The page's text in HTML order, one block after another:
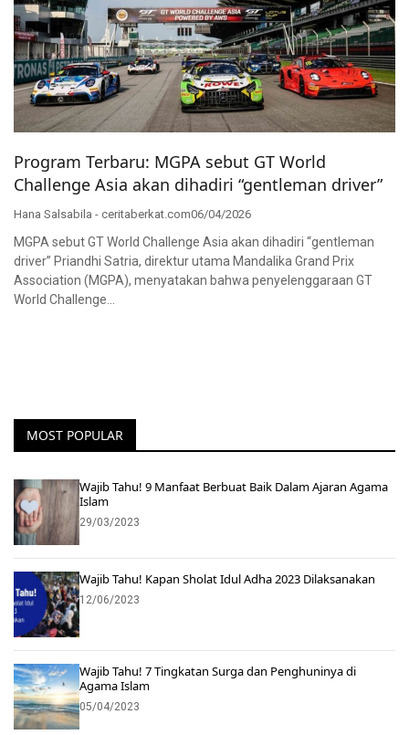
Program Terbaru: MGPA sebut GT World
Challenge Asia akan dihadiri “gentleman driver”
Hana Salsabila - ceritaberkat.com06/04/2026
MGPA sebut GT World Challenge Asia akan dihadiri “gentleman
driver” Priandhi Satria, direktur utama Mandalika Grand Prix
Association (MGPA), menyatakan bahwa penyelenggaraan GT
World Challenge…
MOST POPULAR
Wajib Tahu! 9 Manfaat Berbuat Baik Dalam Ajaran Agama
Islam
29/03/2023
Wajib Tahu! Kapan Sholat Idul Adha 2023 Dilaksanakan
12/06/2023
Wajib Tahu! 7 Tingkatan Surga dan Penghuninya di
Agama Islam
05/04/2023